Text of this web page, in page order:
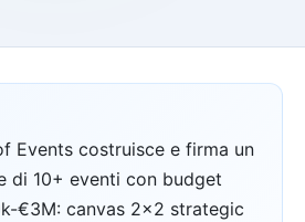
Events costruisce e firma un
di 10+ eventi con budget
€3M: canvas 2×2 strategic